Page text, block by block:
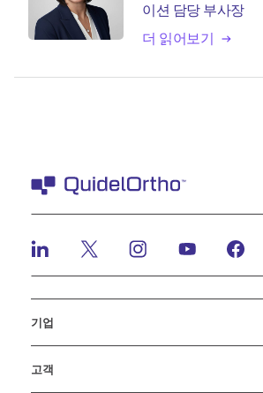
이션 담당 부사장
더 읽어보기
기업
고객